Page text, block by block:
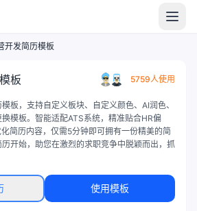
开发简历模板
板 5759人使用
板，支持自定义板块、自定义颜色、AI润色、
模板。智能适配ATS系统，精准贴合HR偏
简历内容，仅需5分钟即可拥有一份精美的简
开始，助您在激烈的求职竞争中脱颖而出，抓
使用模板